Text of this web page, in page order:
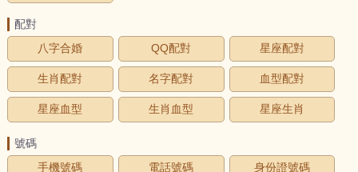
配對
八字合婚
QQ配對 星座配對
生肖配對 名字配對 血型配對
星座血型 生肖血型 星座生肖
號碼
手機號碼
電話號碼 身份證號碼